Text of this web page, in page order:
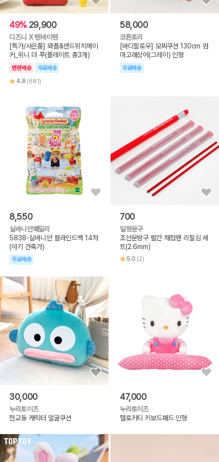
49% 29,900
디즈니 X 텐바이텐
[특가/사은품] 와플&샌드위치메이
커_위니 더 푸(플레이트 총3개)
텐텐배송
무료배송
4.8 (681)
58,000
코튼토리
[바디필로우] 모찌쿠션 130cm 엄
마고래상어(그레이) 인형
무료배송
8,550
실바니안패밀리
5838-실바니안 블라인드백 14차
(아기 건축가)
무료배송
700
일정문구
조선문방구 빨간 채점펜 리필심 세
트(2.6mm)
5.0 (2)
30,000
누리토이즈
한교동 캐릭터 얼굴쿠션
47,000
누리토이즈
헬로키티 키보드패드 인형